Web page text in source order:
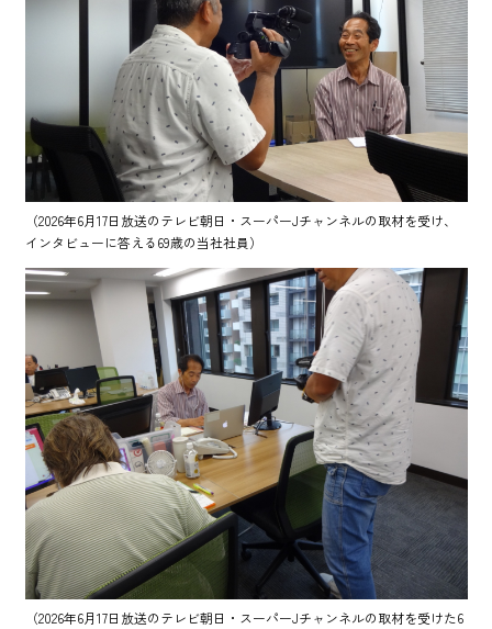
（2026年6月17日放送のテレビ朝日・スーパーJチャンネルの取材を受け、
インタビューに答える69歳の当社社員）
（2026年6月17日放送のテレビ朝日・スーパーJチャンネルの取材を受けた6